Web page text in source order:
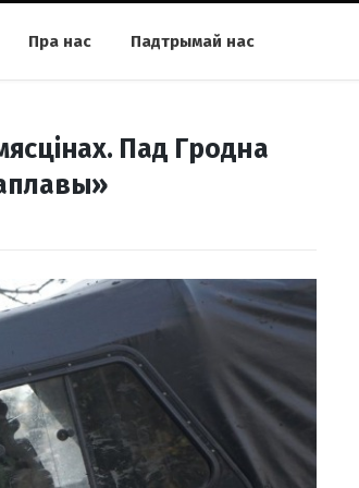
Пра нас Падтрымай нас
Пад Гродна